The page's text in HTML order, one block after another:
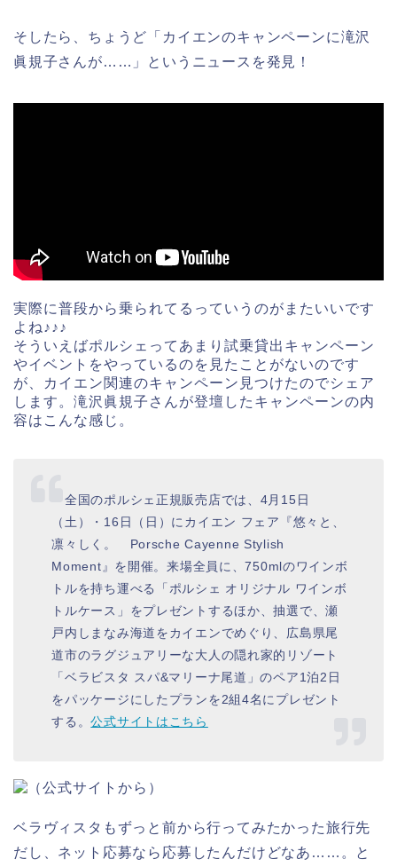
そしたら、ちょうど「カイエンのキャンペーンに滝沢
眞規子さんが……」というニュースを発見！
実際に普段から乗られてるっていうのがまたいいです
よね♪♪♪
そういえばポルシェってあまり試乗貸出キャンペーン
やイベントをやっているのを見たことがないのです
が、カイエン関連のキャンペーン見つけたのでシェア
します。滝沢眞規子さんが登壇したキャンペーンの内
容はこんな感じ。
全国のポルシェ正規販売店では、4月15日
（土）・16日（日）にカイエン フェア『悠々と、
凛々しく。 Porsche Cayenne Stylish
Moment』を開催。来場全員に、750mlのワインボ
トルを持ち運べる「ポルシェ オリジナル ワインボ
トルケース」をプレゼントするほか、抽選で、瀬
戸内しまなみ海道をカイエンでめぐり、広島県尾
道市のラグジュアリーな大人の隠れ家的リゾート
「ベラビスタ スパ&マリーナ尾道」のペア1泊2日
をパッケージにしたプランを2組4名にプレゼント
する。公式サイトはこちら
ベラヴィスタもずっと前から行ってみたかった旅行先
だし、ネット応募なら応募したんだけどなあ……。と